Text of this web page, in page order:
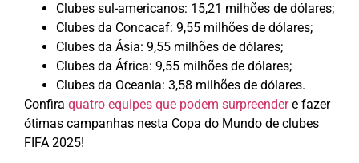
Clubes sul-americanos: 15,21 milhões de dólares;
Clubes da Concacaf: 9,55 milhões de dólares;
Clubes da Ásia: 9,55 milhões de dólares;
Clubes da África: 9,55 milhões de dólares;
Clubes da Oceania: 3,58 milhões de dólares.
Confira quatro equipes que podem surpreendere fazer
ótimas campanhas nesta Copa do Mundo de clubes
FIFA 2025!